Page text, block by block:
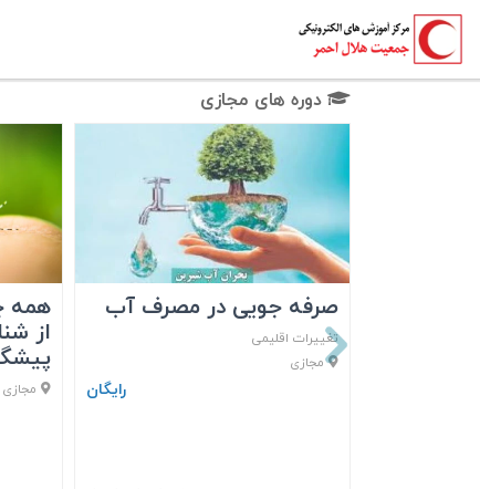
دوره های مجازی
صرفه جویی در مصرف آب
تغییرات اقلیمی
مجازی
رایگان
همه
از
مجازی